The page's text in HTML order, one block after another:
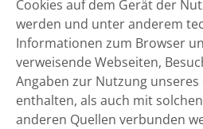
Cookies auf dem Gerät der
werden und unter anderem
Informationen zum Browser
verweisende Webseiten,
Angaben zur Nutzung
enthalten, als auch mit
anderen Quellen verbunden